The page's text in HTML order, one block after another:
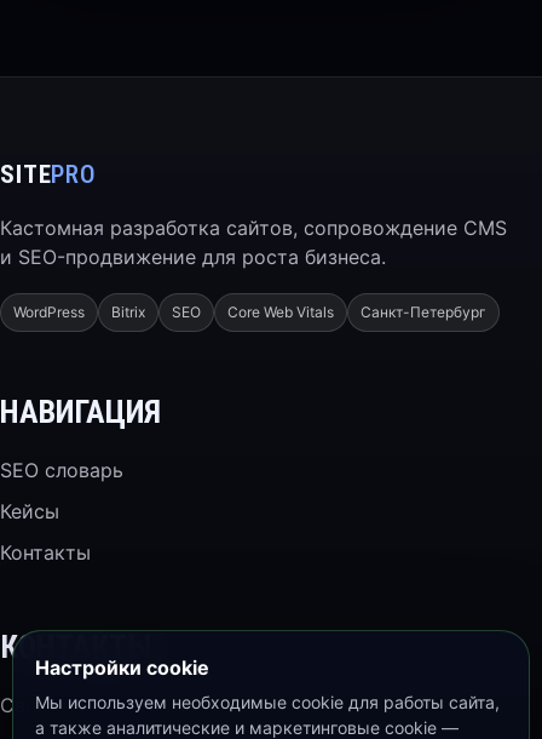
SITEPRO
Кастомная разработка сайтов, сопровождение CMS
и SEO-продвижение для роста бизнеса.
WordPress Bitrix SEO Core Web Vitals Санкт-Петербург
НАВИГАЦИЯ
SEO словарь
Кейсы
Контакты
КОНТАКТЫ
Санкт-Петербург
Настройки cookie
Мы используем необходимые cookie для работы сайта,
а также аналитические и маркетинговые cookie —